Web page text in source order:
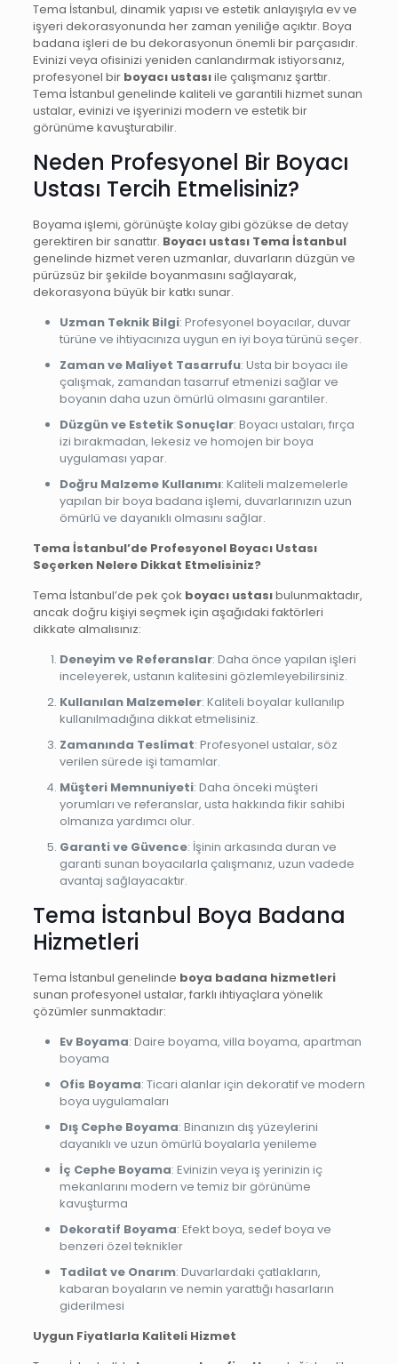
Tema İstanbul, dinamik yapısı ve estetik anlayışıyla ev ve
işyeri dekorasyonunda her zaman yeniliğe açıktır. Boya
badana işleri de bu dekorasyonun önemli bir parçasıdır.
Evinizi veya ofisinizi yeniden canlandırmak istiyorsanız,
profesyonel bir boyacı ustasıile çalışmanız şarttır.
Tema İstanbul genelinde kaliteli ve garantili hizmet sunan
ustalar, evinizi ve işyerinizi modern ve estetik bir
görünüme kavuşturabilir.
Neden Profesyonel Bir Boyacı
Ustası Tercih Etmelisiniz?
Boyama işlemi, görünüşte kolay gibi gözükse de detay
gerektiren bir sanattır. Boyacı ustası Tema İstanbul
genelinde hizmet veren uzmanlar, duvarların düzgün ve
pürüzsüz bir şekilde boyanmasını sağlayarak,
dekorasyona büyük bir katkı sunar.
Uzman Teknik Bilgi: Profesyonel boyacılar, duvar
türüne ve ihtiyacınıza uygun en iyi boya türünü seçer.
Zaman ve Maliyet Tasarrufu: Usta bir boyacı ile
çalışmak, zamandan tasarruf etmenizi sağlar ve
boyanın daha uzun ömürlü olmasını garantiler.
Düzgün ve Estetik Sonuçlar: Boyacı ustaları, fırça
izi bırakmadan, lekesiz ve homojen bir boya
uygulaması yapar.
Doğru Malzeme Kullanımı: Kaliteli malzemelerle
yapılan bir boya badana işlemi, duvarlarınızın uzun
ömürlü ve dayanıklı olmasını sağlar.
Tema İstanbul’de Profesyonel Boyacı Ustası
Seçerken Nelere Dikkat Etmelisiniz?
Tema İstanbul’de pek çok boyacı ustasıbulunmaktadır,
ancak doğru kişiyi seçmek için aşağıdaki faktörleri
dikkate almalısınız:
Deneyim ve Referanslar: Daha önce yapılan işleri
inceleyerek, ustanın kalitesini gözlemleyebilirsiniz.
Kullanılan Malzemeler: Kaliteli boyalar kullanılıp
kullanılmadığına dikkat etmelisiniz.
Zamanında Teslimat: Profesyonel ustalar, söz
verilen sürede işi tamamlar.
Müşteri Memnuniyeti: Daha önceki müşteri
yorumları ve referanslar, usta hakkında fikir sahibi
olmanıza yardımcı olur.
Garanti ve Güvence: İşinin arkasında duran ve
garanti sunan boyacılarla çalışmanız, uzun vadede
avantaj sağlayacaktır.
Tema İstanbul Boya Badana
Hizmetleri
Tema İstanbul genelinde boya badana hizmetleri
sunan profesyonel ustalar, farklı ihtiyaçlara yönelik
çözümler sunmaktadır:
Ev Boyama: Daire boyama, villa boyama, apartman
boyama
Ofis Boyama: Ticari alanlar için dekoratif ve modern
boya uygulamaları
Dış Cephe Boyama: Binanızın dış yüzeylerini
dayanıklı ve uzun ömürlü boyalarla yenileme
İç Cephe Boyama: Evinizin veya iş yerinizin iç
mekanlarını modern ve temiz bir görünüme
kavuşturma
Dekoratif Boyama: Efekt boya, sedef boya ve
benzeri özel teknikler
Tadilat ve Onarım: Duvarlardaki çatlakların,
kabaran boyaların ve nemin yarattığı hasarların
giderilmesi
Uygun Fiyatlarla Kaliteli Hizmet